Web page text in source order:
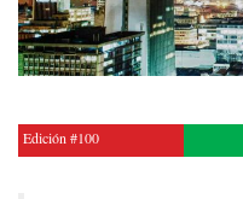
Edición #100